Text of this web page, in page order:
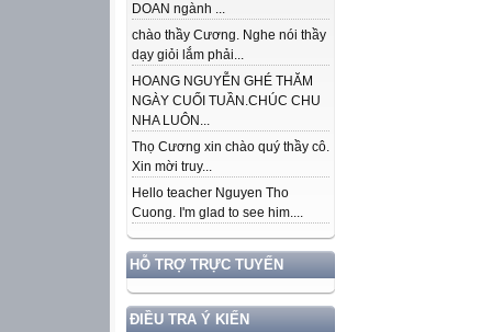
DOAN ngành ...
chào thầy Cương. Nghe nói thầy
dạy giỏi lắm phải...
HOANG NGUYỄN GHÉ THĂM
NGÀY CUỐI TUẦN.CHÚC CHU
NHA LUÔN...
Thọ Cương xin chào quý thầy cô.
Xin mời truy...
Hello teacher Nguyen Tho
Cuong. I'm glad to see him....
HỖ TRỢ TRỰC TUYẾN
ĐIỀU TRA Ý KIẾN